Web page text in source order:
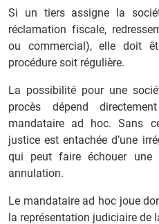
Si un tiers assigne la
réclamation fiscale,
ou commercial), elle doit
procédure soit régulière.
La possibilité pour une
procès dépend
mandataire ad hoc. Sans
justice est entachée d’une
qui peut faire échouer une
annulation.
Le mandataire ad hoc joue
la représentation judiciaire de